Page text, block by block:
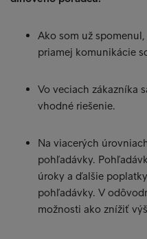
Ako som už
priamej komunikácie
Vo veciach zákazníka
vhodné riešenie.
Na viacerých
pohľadávky.
úroky a ďalšie
pohľadávky. V
možnosti ako znížiť